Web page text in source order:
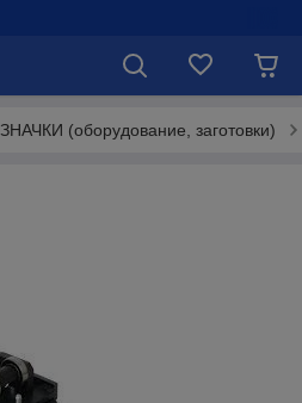
ЗНАЧКИ (оборудование, заготовки)